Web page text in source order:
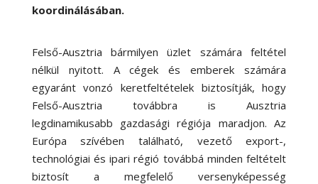
koordinálásában.
Felső-Ausztria bármilyen üzlet számára feltétel
nélkül nyitott. A cégek és emberek számára
egyaránt vonzó keretfeltételek biztosítják, hogy
Felső-Ausztria továbbra is Ausztria
legdinamikusabb gazdasági régiója maradjon. Az
Európa szívében található, vezető export-,
technológiai és ipari régió továbbá minden feltételt
biztosít a megfelelő versenyképesség